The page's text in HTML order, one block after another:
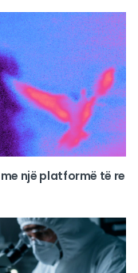
një platformë të re